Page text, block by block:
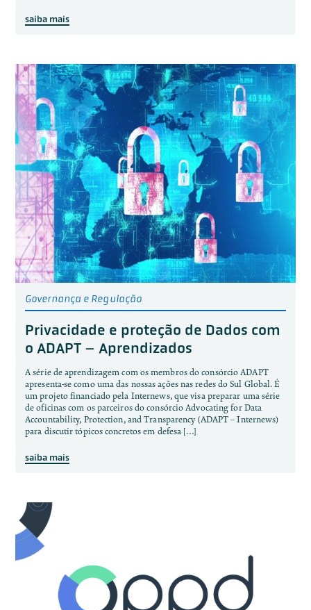
saiba mais
Governança e Regulação
Privacidade e proteção de Dados com
o ADAPT – Aprendizados
A série de aprendizagem com os membros do consórcio ADAPT
apresenta-se como uma das nossas ações nas redes do Sul Global. É
um projeto financiado pela Internews, que visa preparar uma série
de oficinas com os parceiros do consórcio Advocating for Data
Accountability, Protection, and Transparency (ADAPT – Internews)
para discutir tópicos concretos em defesa […]
saiba mais